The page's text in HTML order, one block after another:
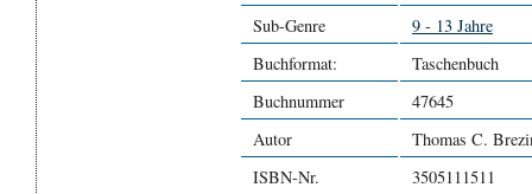
Sub-Genre
9 - 13 Jahre
Buchformat:
Taschenbuch
Buchnummer
47645
Autor
Thomas C.
ISBN-Nr.
3505111511